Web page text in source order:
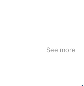
See more